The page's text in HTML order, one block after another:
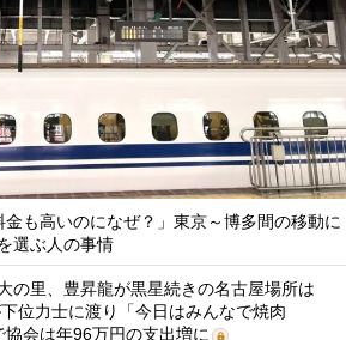
金も高いのになぜ？」東京～博多間の移動に
選ぶ人の事情
の里、豊昇龍が黒星続きの名古屋場所は
位力士に渡り「今日はみんなで焼肉
会は年96万円の支出増に